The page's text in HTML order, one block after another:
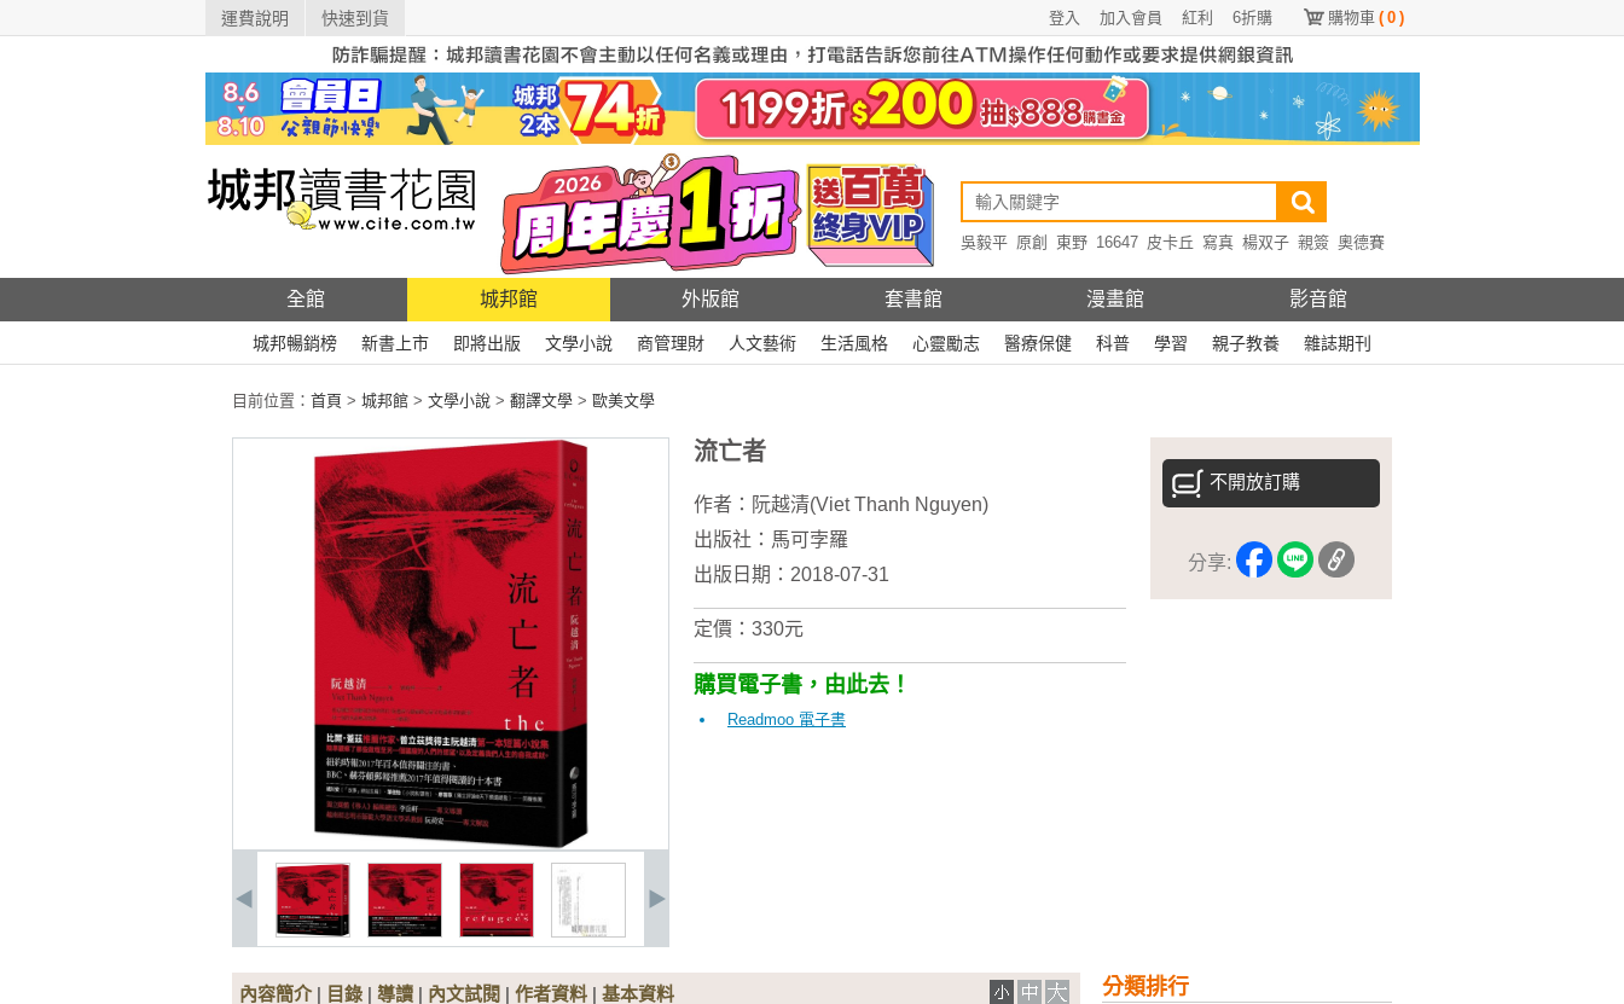
運費說明 快速到貨 購物車 ( 0 )
6折購
紅利
加入會員
登入
吳毅平 原創 東野 16647 皮卡丘 寫真 楊双子 親簽 奧德賽
全館 城邦館 外版館 套書館 漫畫館 影音館
城邦暢銷榜 新書上市 即將出版 文學小說 商管理財 人文藝術 生活風格 心靈勵志 醫療保健 科普 學習 親子教養 雜誌期刊
目前位置： 首頁 > 城邦館 > 文學小說 > 翻譯文學 > 歐美文學
不開放訂購
分享:
流亡者
作者： 阮越清(Viet Thanh Nguyen)
出版社： 馬可孛羅
出版日期：2018-07-31
定價：330元
購買電子書，由此去！
Readmoo 電子書
分類排行
內容簡介| 目錄 | 導讀 | 內文試閱 | 作者資料 | 基本資料